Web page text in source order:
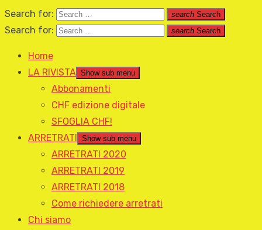
Search for: search Search
Search for: search Search
Home
LA RIVISTA Show sub menu
Abbonamenti
CHF edizione digitale
SFOGLIA CHF!
ARRETRATI
Show sub menu
ARRETRATI 2020
ARRETRATI 2019
ARRETRATI 2018
Come richiedere arretrati
Chi siamo